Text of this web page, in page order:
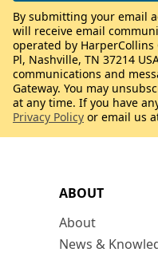
ABOUT
About
News &
By submitting your email
will receive email
operated by
Pl, Nashville, TN 37214
communications and
Gateway. You may
at any time. If you have
Privacy Policy or email us